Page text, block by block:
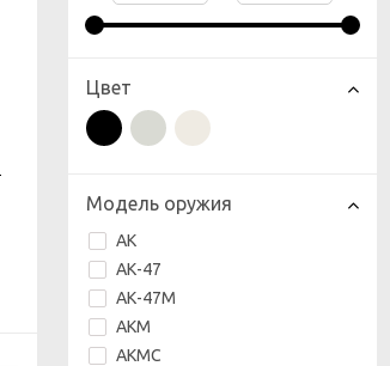
Цвет
Модель оружия
АК
АК-47
АК-47М
АКМ
АКМС